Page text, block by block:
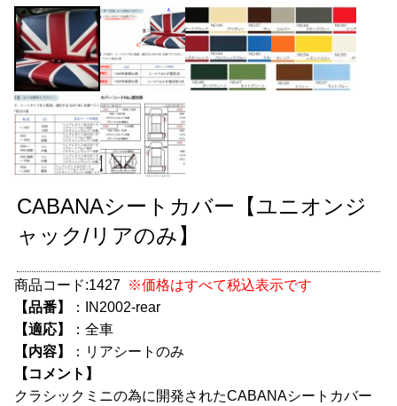
グッズ
CABANA(カバナ)
お得なセット商品
チームマルヤマ
パーツ種別から選ぶ
＋
中古パーツ/在庫限り
便利アイテム
BMW MINI
CABANAシートカバー【ユニオンジ
ャック/リアのみ】
商品コード:1427 ※価格はすべて税込表示です
【品番】
：IN2002-rear
【適応】
：全車
【内容】
：リアシートのみ
【コメント】
クラシックミニの為に開発されたCABANAシートカバー